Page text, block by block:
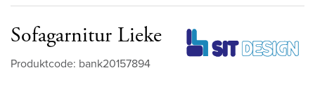
Sofagarnitur Lieke
Produktcode: bank20157894